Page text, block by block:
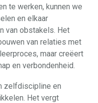
te werken, kunnen we
en elkaar
van obstakels. Het
van relaties met
maar creëert
en verbondenheid.
zelfdiscipline en
Het vergt